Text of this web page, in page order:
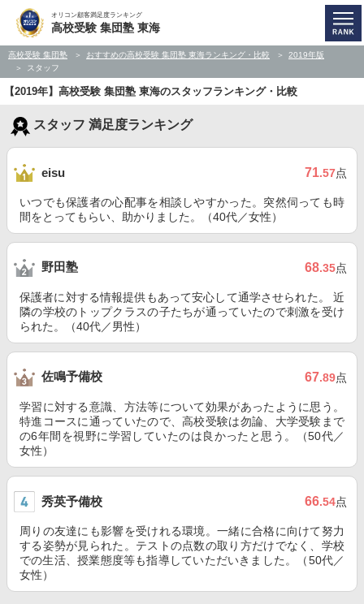
オリコン顧客満足度ランキング
高校受験 集団塾 東海
高校受験 集団塾 おすすめの高校受験 集団塾 東海ランキング・比較
2019年版
スタッフ
【2019年】高校受験 集団塾 東海のスタッフランキング・比較
スタッフ 満足度ランキング
eisu 71.57点
いつでも保護者の心配事を相談しやすかった。突然伺っても時
間をとってもらい、助かりました。（40代／女性）
野田塾 68.35点
保護者に対する情報提供もあって安心して通学させられた。 近
隣の学校のトップクラスの子たちが通っていたので刺激を受け
られた。（40代／男性）
佐鳴予備校 67.89点
学習に対する意識、方法等について効果があったように思う。
特進コースに通っていたので、高校受験は勿論、大学受験まで
の6年間を視野に学習していたのは良かったと思う。（50代／
女性）
秀英予備校 66.54点
周りの友達にも影響を受けれる環境。一緒に合格に向けて努力
する姿勢が見られた。テストの点数の取り方だけでなく、学校
での生活、授業態度等も指導していただいきました。（50代／
女性）